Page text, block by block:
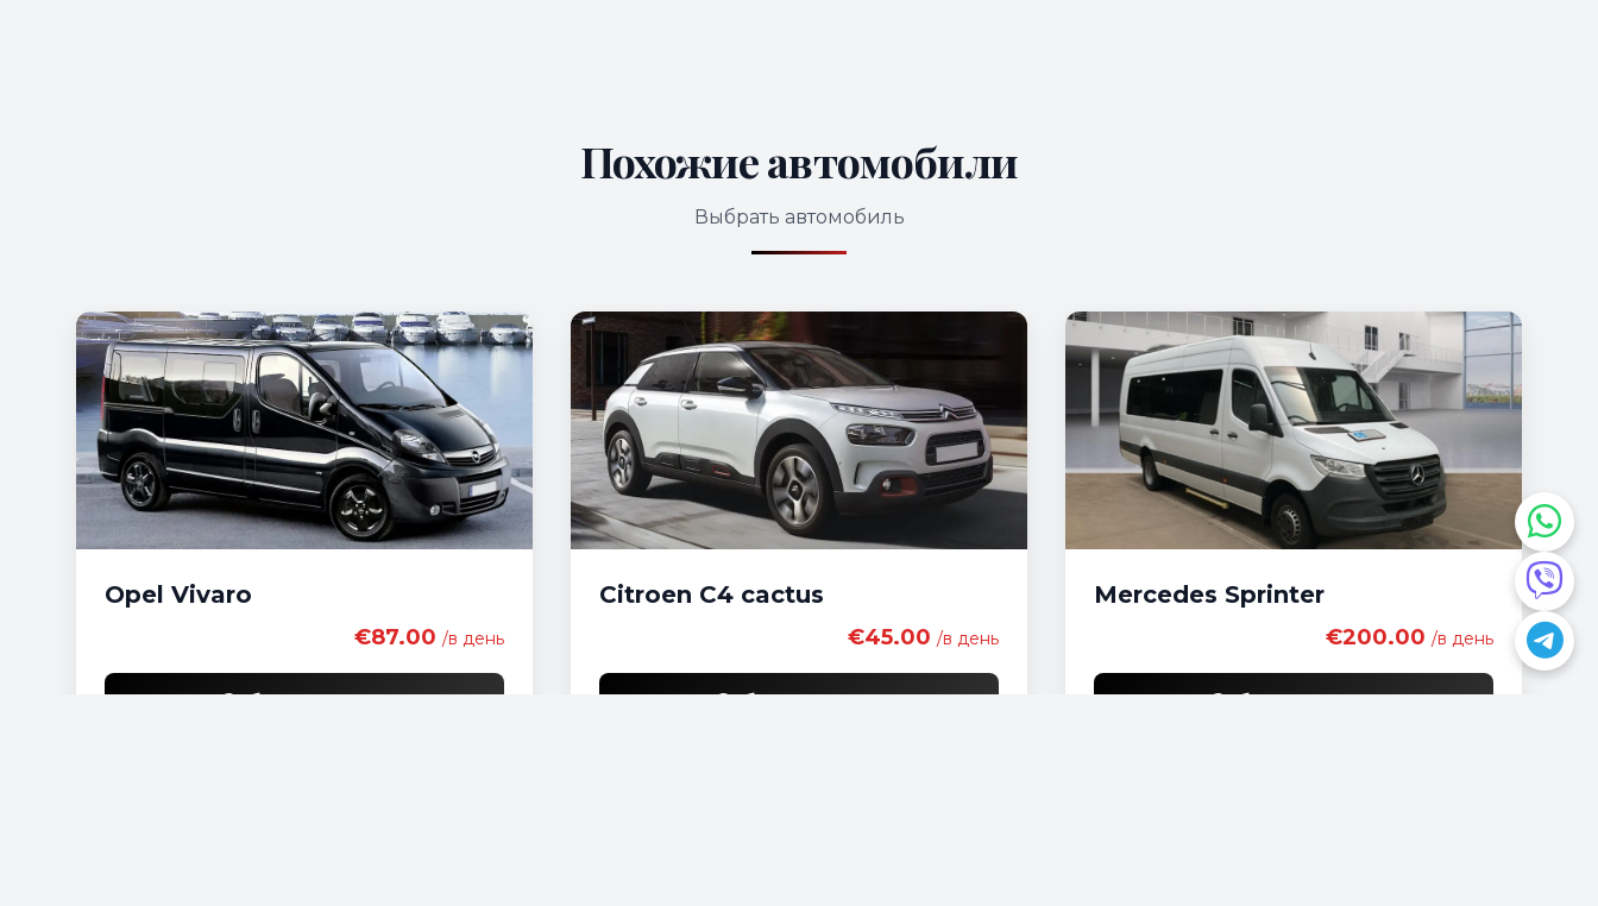
Похожие автомобили
Выбрать автомобиль
Opel Vivaro
€87.00 /в день
Забронировать
Citroen C4 cactus
€45.00 /в день
Забронировать
Mercedes Sprinter
€200.00 /в день
Забронировать